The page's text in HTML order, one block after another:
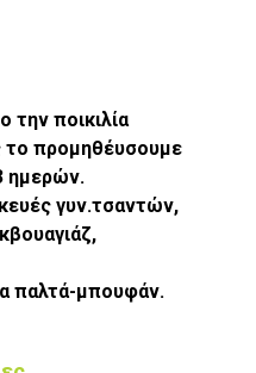
την ποικιλία
προμηθέυσουμε
ημερών.
γυν.τσαντών,
παλτά-μπουφάν.